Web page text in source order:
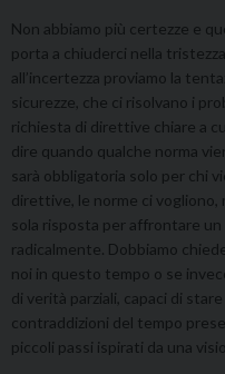
Non abbiamo più certezze e
porta a chiuderci nella
all’incertezza proviamo la
sicurezze, che ci risolvano i
richiesta di direttive chiare a
dire quando qualche norma
sarà obbligatoria solo per chi
direttive, le norme ci vogliono,
sola risposta per affrontare
radicalmente. Dobbiamo
noi in questo tempo o se
di verità parziali, capaci di
contraddizioni del tempo
piccoli passi ispirati da una